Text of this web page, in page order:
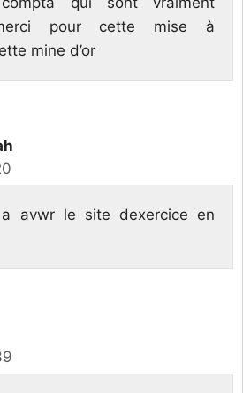
pour cette mise à
mine d’or
avwr le site dexercice en